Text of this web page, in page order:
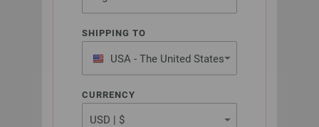
SHIPPING TO
USA - The United States
of America
CURRENCY